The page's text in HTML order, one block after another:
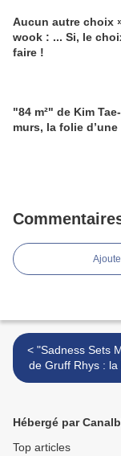
Aucun autre choix
wook : ... Si, le
faire !
"84 m²" de Kim
murs, la folie
< "Sadness Sets Me Free"
de Gruff Rhys : la
des aurores
Hébergé par
Top articles